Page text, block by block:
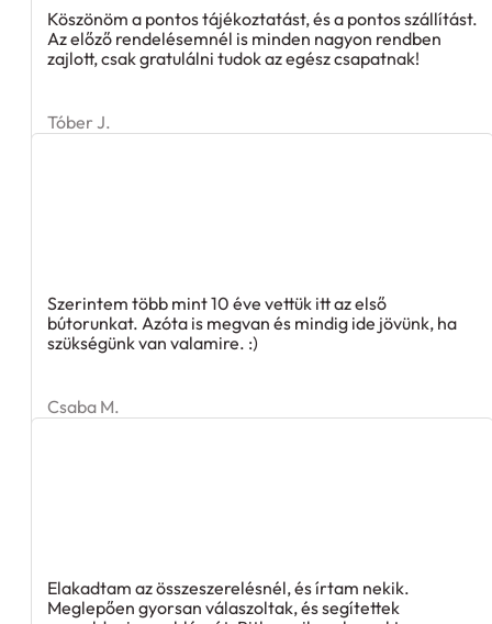
Köszönöm a pontos tájékoztatást, és a pontos szállítást.
Az előző rendelésemnél is minden nagyon rendben
zajlott, csak gratulálni tudok az egész csapatnak!
Tóber J.
Szerintem több mint 10 éve vettük itt az első
bútorunkat. Azóta is megvan és mindig ide jövünk, ha
szükségünk van valamire. :)
Csaba M.
Elakadtam az összeszerelésnél, és írtam nekik.
Meglepően gyorsan válaszoltak, és segítettek